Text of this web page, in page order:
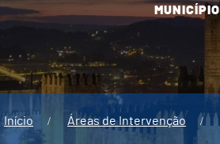
MUNICÍPIO
Início Áreas de Intervenção